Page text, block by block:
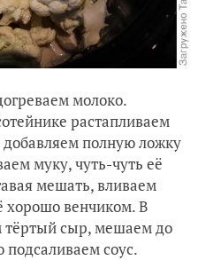
молоко.
растапливаем
добавляем полную ложку
муку, чуть-чуть её
мешать, вливаем
хорошо венчиком. В
тёртый сыр, мешаем до
подсаливаем соус.